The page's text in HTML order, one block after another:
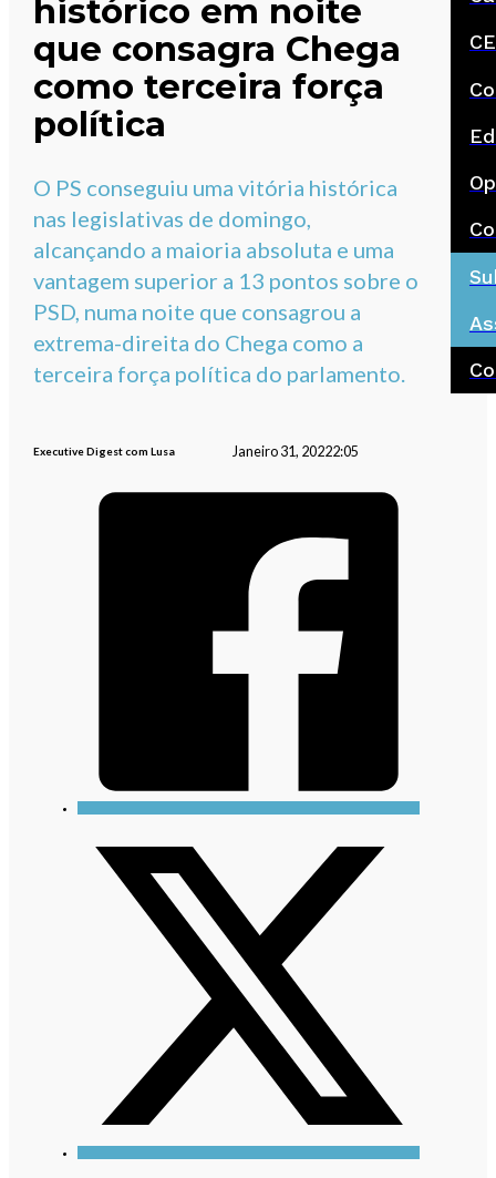
histórico em noite
que consagra Chega
como terceira força
política
O PS conseguiu uma vitória histórica
nas legislativas de domingo,
alcançando a maioria absoluta e uma
vantagem superior a 13 pontos sobre o
PSD, numa noite que consagrou a
extrema-direita do Chega como a
terceira força política do parlamento.
Executive Digest com Lusa Janeiro 31, 20222:05